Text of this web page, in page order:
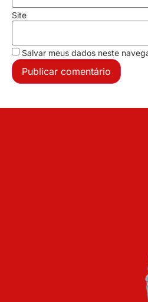
Site
Salvar meus dados neste